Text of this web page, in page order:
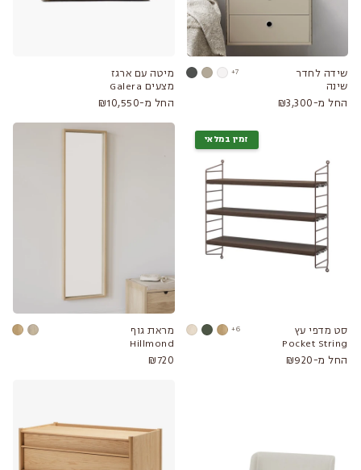
שידה לחדר
שינה
7+
החל מ-₪3,300
מיטה עם ארגז
מצעים Galera
החל מ-₪10,550
זמין במלאי
סט מדפי עץ
Pocket String
6+
החל מ-₪920
מראת גוף
Hillmond
₪720